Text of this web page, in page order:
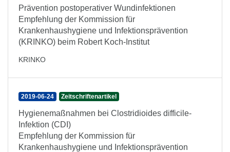
Prävention postoperativer Wundinfektionen
Empfehlung der Kommission für
Krankenhaushygiene und Infektionsprävention
(KRINKO) beim Robert Koch-Institut
KRINKO
2019-06-24 Zeitschriftenartikel
Hygienemaßnahmen bei Clostridioides difficile-
Infektion (CDI)
Empfehlung der Kommission für
Krankenhaushygiene und Infektionsprävention